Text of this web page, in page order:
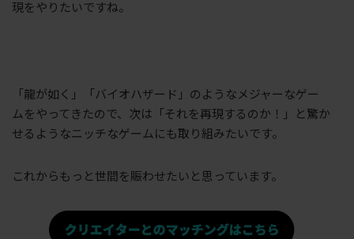
現をやりたいですね。
「龍が如く」「バイオハザード」のようなメジャーなゲー
ムをやってきたので、次は「それを再現するのか！」と驚か
せるようなニッチなゲームにも取り組みたいです。
これからもっと世間を賑わせたいと思っています。